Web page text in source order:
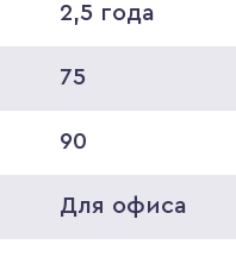
2,5 года
75
90
Для офиса